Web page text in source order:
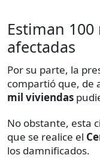
Estiman
afectadas
Por su parte, la
compartió que, de
mil viviendas
No obstante, esta
que se realice el
los damnificados.